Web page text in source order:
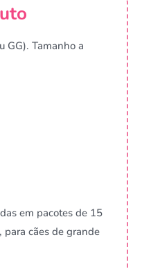
GG). Tamanho a
em pacotes de 15
cães de grande